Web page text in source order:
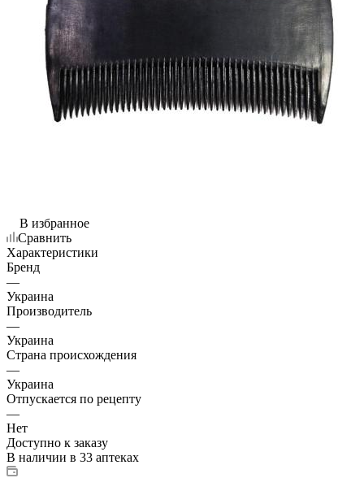
В избранное
Сравнить
Характеристики
Бренд
—
Украина
Производитель
—
Украина
Страна происхождения
—
Украина
Отпускается по рецепту
—
Нет
Доступно к заказу
В наличии в 33 аптеках